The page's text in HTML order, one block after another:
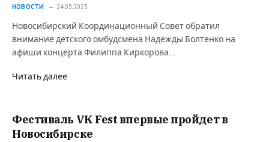
НОВОСТИ 24.03.2023
Новосибирский Координационный Совет обратил
внимание детского омбудсмена Надежды Болтенко на
афиши концерта Филиппа Киркорова…
Читать далее
Фестиваль VK Fest впервые пройдет в
Новосибирске